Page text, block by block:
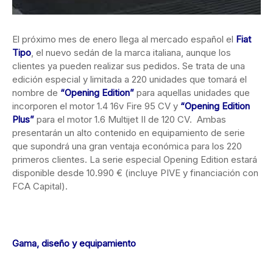
El próximo mes de enero llega al mercado español el Fiat
Tipo, el nuevo sedán de la marca italiana, aunque los
clientes ya pueden realizar sus pedidos. Se trata de una
edición especial y limitada a 220 unidades que tomará el
nombre de “Opening Edition” para aquellas unidades que
incorporen el motor 1.4 16v Fire 95 CV y “Opening Edition
Plus” para el motor 1.6 Multijet II de 120 CV. Ambas
presentarán un alto contenido en equipamiento de serie
que supondrá una gran ventaja económica para los 220
primeros clientes. La serie especial Opening Edition estará
disponible desde 10.990 € (incluye PIVE y financiación con
FCA Capital).
Gama, diseño y equipamiento